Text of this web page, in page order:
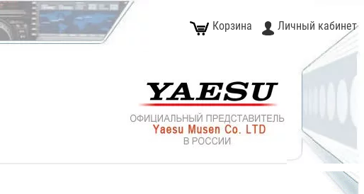
Корзина Личный кабинет